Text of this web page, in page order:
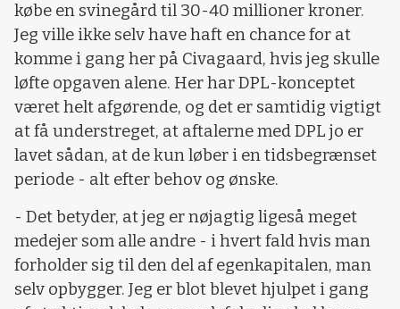
købe en svinegård til 30-40 millioner kroner.
Jeg ville ikke selv have haft en chance for at
komme i gang her på Civagaard, hvis jeg skulle
løfte opgaven alene. Her har DPL-konceptet
været helt afgørende, og det er samtidig vigtigt
at få understreget, at aftalerne med DPL jo er
lavet sådan, at de kun løber i en tidsbegrænset
periode - alt efter behov og ønske.
- Det betyder, at jeg er nøjagtig ligeså meget
medejer som alle andre - i hvert fald hvis man
forholder sig til den del af egenkapitalen, man
selv opbygger. Jeg er blot blevet hjulpet i gang